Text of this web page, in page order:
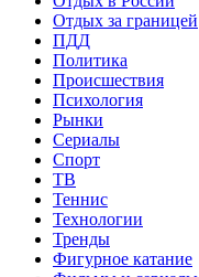
Отдых за границей
ПДД
Политика
Происшествия
Психология
Рынки
Сериалы
Спорт
ТВ
Теннис
Технологии
Тренды
Фигурное катание